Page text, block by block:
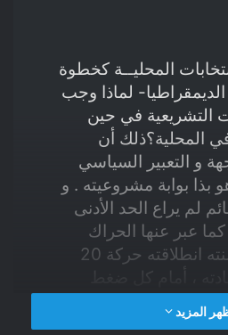
المحليــة كخطوة
الديمقراطيا- لماذا وجب
التشريعية في حين
المحلية؟ذلك أن
و التعبير السياسي
بذا بوابة مشروعيته . و
لم يراع الحد الأدنى
عبر عنها الحراك
الشعبي الذي دشنته انطلاقته حركة 20
و ربح الوقت و اللجوء
نفس الوقت . هذا ما
المزيد